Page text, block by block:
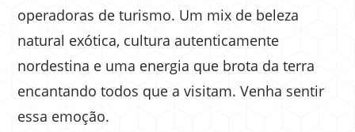
operadoras de turismo. Um mix de beleza
natural exótica, cultura autenticamente
nordestina e uma energia que brota da terra
encantando todos que a visitam. Venha sentir
essa emoção.